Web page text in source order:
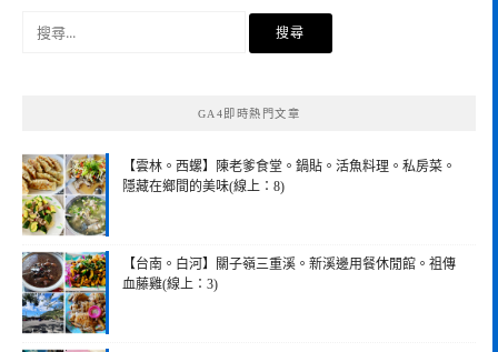
GA4即時熱門文章
【雲林。西螺】陳老爹食堂。鍋貼。活魚料理。私房菜。
隱藏在鄉間的美味(線上：8)
【台南。白河】關子嶺三重溪。新溪邊用餐休閒館。祖傳
血藤雞(線上：3)